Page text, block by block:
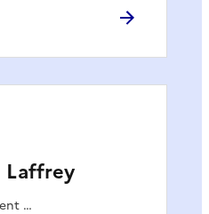
Laffrey
…